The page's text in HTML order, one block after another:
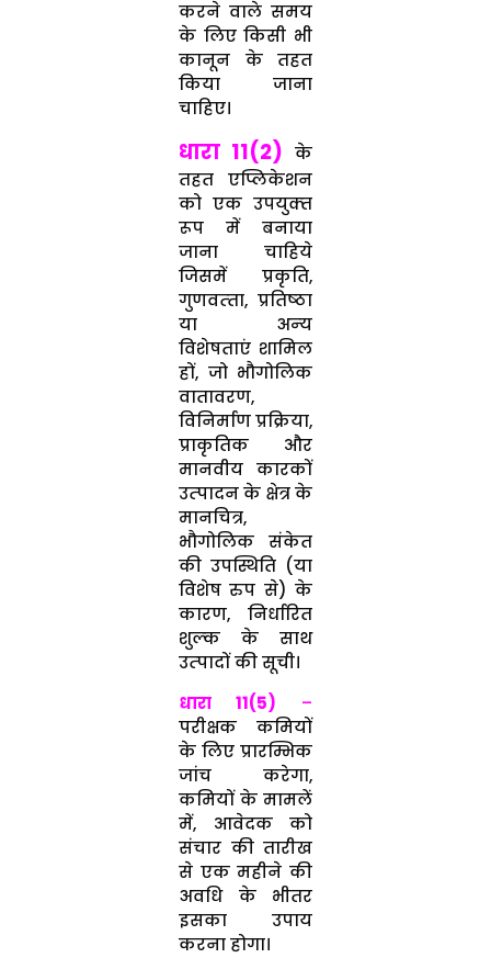
करने वाले समय
के लिए किसी भी
कानून के तहत
किया जाना
चाहिए।
धारा 11(2) के
तहत एप्लिकेशन
को एक उपयुक्‍त
रूप में बनाया
जाना चाहिये
जिसमें प्रकृति,
गुणवत्‍ता, प्रतिष्‍ठा
या अन्‍य
विशेषताएं शामिल
हों, जो भौगोलिक
वातावरण,
विनिर्माण प्रक्रिया,
प्राकृतिक और
मानवीय कारकों
उत्‍पादन के क्षेत्र के
मानचित्र,
भौगोलिक संकेत
की उपस्थिति (या
विशेष रुप से) के
कारण, निर्धारित
शुल्‍क के साथ
उत्‍पादों की सूची।
धारा 11(5) –
परीक्षक कमियों
के लिए प्रारम्भिक
जांच करेगा,
कमियों के मामलें
में, आवेदक को
संचार की तारीख
से एक महीने की
अवधि के भीतर
इसका उपाय
करना होगा।